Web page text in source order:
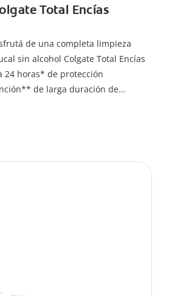
Total Encías
de una completa limpieza
sin alcohol Colgate Total Encías
24 horas* de protección
de larga duración de